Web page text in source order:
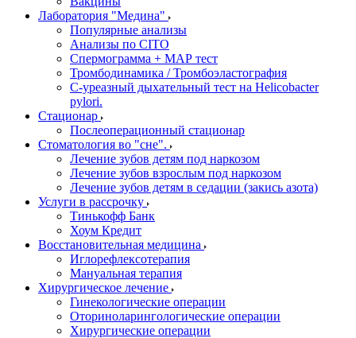
Лаборатория "Медина"
Популярные анализы
Анализы по CITO
Спермограмма + МАР тест
Тромбодинамика / Тромбоэластография
С-уреазный дыхательный тест на Helicobacter
pylori.
Стационар
Послеоперационный стационар
Стоматология во "сне".
Лечение зубов детям под наркозом
Лечение зубов взрослым под наркозом
Лечение зубов детям в седации (закись азота)
Услуги в рассрочку
Тинькофф Банк
Хоум Кредит
Восстановительная медицина
Иглорефлексотерапия
Мануальная терапия
Хирургическое лечение
Гинекологические операции
Оториноларингологические операции
Хирургические операции